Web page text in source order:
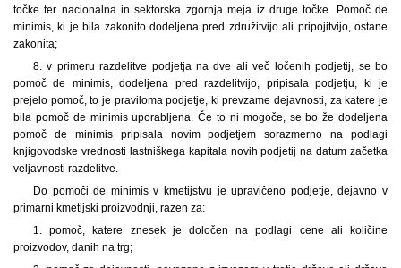
točke ter nacionalna in sektorska zgornja meja iz druge točke. Pomoč de
minimis, ki je bila zakonito dodeljena pred združitvijo ali pripojitvijo, ostane
zakonita;
8. v primeru razdelitve podjetja na dve ali več ločenih podjetij, se bo
pomoč de minimis, dodeljena pred razdelitvijo, pripisala podjetju, ki je
prejelo pomoč, to je praviloma podjetje, ki prevzame dejavnosti, za katere je
bila pomoč de minimis uporabljena. Če to ni mogoče, se bo že dodeljena
pomoč de minimis pripisala novim podjetjem sorazmerno na podlagi
knjigovodske vrednosti lastniškega kapitala novih podjetij na datum začetka
veljavnosti razdelitve.
Do pomoči de minimis v kmetijstvu je upravičeno podjetje, dejavno v
primarni kmetijski proizvodnji, razen za:
1. pomoč, katere znesek je določen na podlagi cene ali količine
proizvodov, danih na trg;